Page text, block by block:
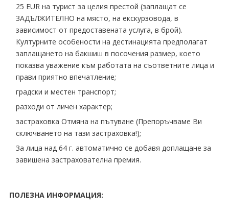
25 EUR на турист за целия престой (заплащат се
ЗАДЪЛЖИТЕЛНО на място, на екскурзовода, в
зависимост от предоставената услуга, в брой).
Културните особености на дестинацията предполагат
заплащането на бакшиш в посочения размер, което
показва уважение към работата на съответните лица и
прави приятно впечатление;
градски и местен транспорт;
разходи от личен характер;
застраховка Отмяна на пътуване (Препоръчваме Ви
сключването на тази застраховка!);
За лица над 64 г. автоматично се добавя доплащане за
завишена застрахователна премия.
ПОЛЕЗНА ИНФОРМАЦИЯ: